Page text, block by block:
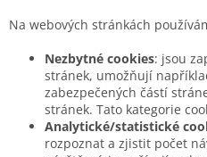
Na webových stránkách
Nezbytné cookies: jsou
stránek, umožňují
zabezpečených částí
stránek. Tato kategorie
Analytické/statistické
rozpoznat a zjistit počet